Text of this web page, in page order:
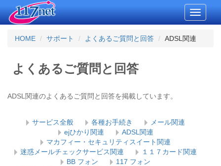
Toggle
HOME
サポート よくあるご質問と回答 ADSL関連
よくあるご質問と回答
ADSL関連のよくあるご質問と回答を掲載しています。
サービス全般 各種お手続き
メール関連
ejひかり関連
ADSL関連
マカフィー・セキュリティスイート関連
迷惑メールチェックサービス関連
１１７カード関連
BB フォン
117 フォン